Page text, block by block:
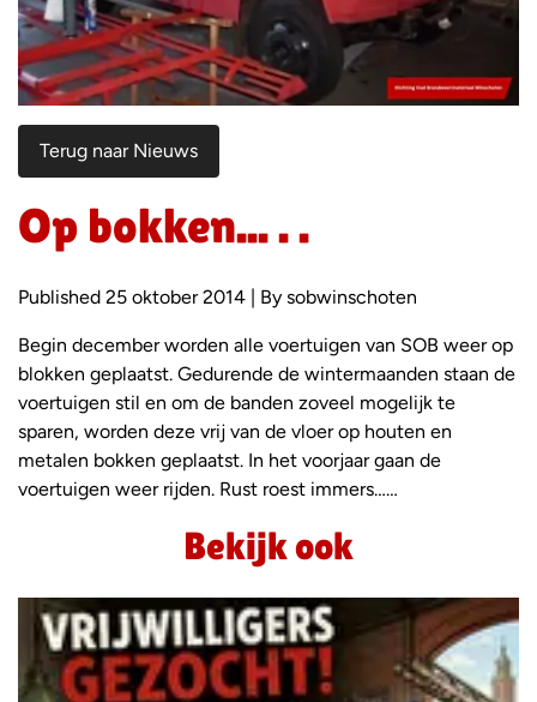
Terug naar Nieuws
Op bokken... . .
Published 25 oktober 2014 | By sobwinschoten
Begin december worden alle voertuigen van SOB weer op
blokken geplaatst. Gedurende de wintermaanden staan de
voertuigen stil en om de banden zoveel mogelijk te
sparen, worden deze vrij van de vloer op houten en
metalen bokken geplaatst. In het voorjaar gaan de
voertuigen weer rijden. Rust roest immers……
Bekijk ook